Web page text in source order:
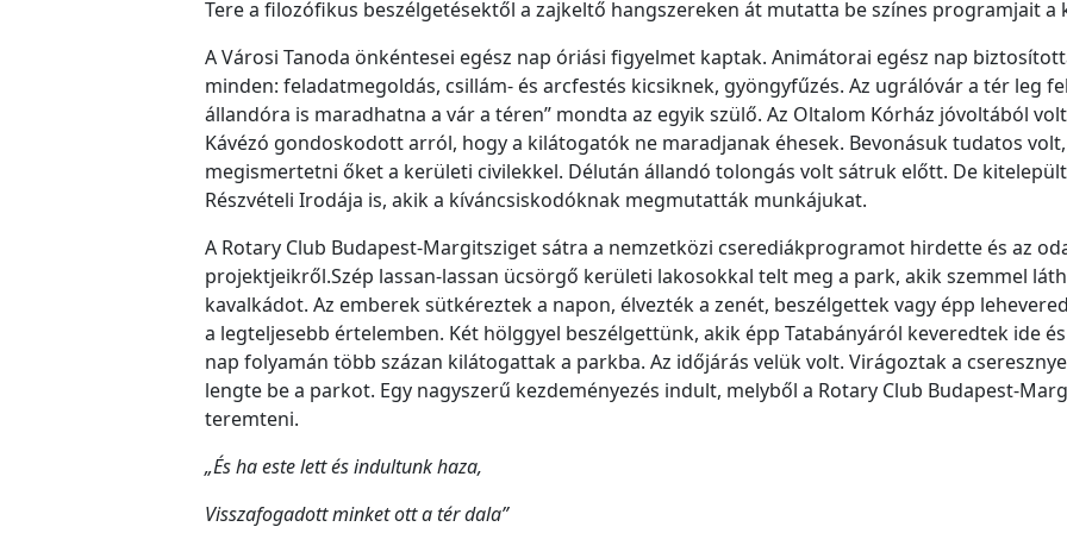
Tere a filozófikus beszélgetésektől a zajkeltő hangszereken át mutatta be színes programjait a
A Városi Tanoda önkéntesei egész nap óriási figyelmet kaptak. Animátorai egész nap
minden: feladatmegoldás, csillám- és arcfestés kicsiknek, gyöngyfűzés. Az ugrálóvár a tér leg
állandóra is maradhatna a vár a téren” mondta az egyik szülő. Az Oltalom Kórház jóvoltából
Kávézó gondoskodott arról, hogy a kilátogatók ne maradjanak éhesek. Bevonásuk tudatos
megismertetni őket a kerületi civilekkel. Délután állandó tolongás volt sátruk előtt. De
Részvételi Irodája is, akik a kíváncsiskodóknak megmutatták munkájukat.
A Rotary Club Budapest-Margitsziget sátra a nemzetközi cserediákprogramot hirdette és az
projektjeikről.Szép lassan-lassan ücsörgő kerületi lakosokkal telt meg a park, akik szemmel
kavalkádot. Az emberek sütkéreztek a napon, élvezték a zenét, beszélgettek vagy épp
a legteljesebb értelemben. Két hölggyel beszélgettünk, akik épp Tatabányáról keveredtek ide
nap folyamán több százan kilátogattak a parkba. Az időjárás velük volt. Virágoztak a
lengte be a parkot. Egy nagyszerű kezdeményezés indult, melyből a Rotary Club Budapest-
teremteni.
„És ha este lett és indultunk haza,
Visszafogadott minket ott a tér dala”